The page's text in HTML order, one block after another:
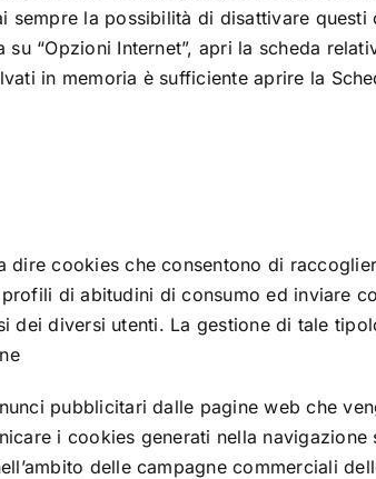
la possibilità di disattivare
“Opzioni Internet”, apri la scheda
in memoria è sufficiente aprire la
cookies che consentono di
di abitudini di consumo ed inviare
diversi utenti. La gestione di tale
pubblicitari dalle pagine web che
i cookies generati nella
delle campagne commerciali